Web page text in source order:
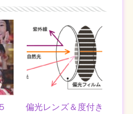
偏光レンズ＆度付き